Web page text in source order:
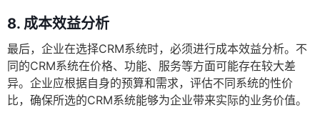
8. 成本效益分析
最后，企业在选择CRM系统时，必须进行成本效益分析。不
同的CRM系统在价格、功能、服务等方面可能存在较大差
异。企业应根据自身的预算和需求，评估不同系统的性价
比，确保所选的CRM系统能够为企业带来实际的业务价值。